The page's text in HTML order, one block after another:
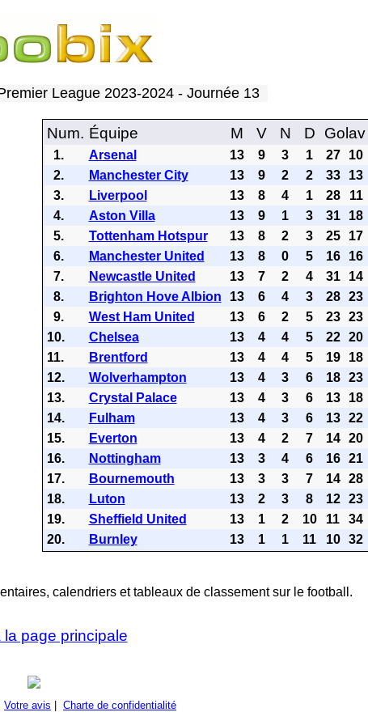
League 2023-2024 - Journée 13
Num. Équipe M V N D Golav
1. Arsenal 13 9 3 1 27 10
2.
Manchester City 13 9 2 2 33 13
3.
Liverpool 13 8 4 1 28 11
4.
Aston Villa 13 9 1 3 31 18
5.
Tottenham Hotspur 13 8 2 3 25 17
6.
Manchester United 13 8 0 5 16 16
7.
Newcastle United 13 7 2 4 31 14
8.
Brighton Hove Albion 13 6 4 3 28 23
9.
West Ham United 13 6 2 5 23 23
10.
Chelsea 13 4 4 5 22 20
11.
Brentford 13 4 4 5 19 18
12.
Wolverhampton 13 4 3 6 18 23
13.
Crystal Palace 13 4 3 6 13 18
14.
Fulham 13 4 3 6 13 22
15.
Everton 13 4 2 7 14 20
16.
Nottingham 13 3 4 6 16 21
17.
Bournemouth 13 3 3 7 14 28
18.
Luton 13 2 3 8 12 23
19.
Sheffield United 13 1 2 10 11 34
20.
Burnley 13 1 1 11 10 32
calendriers et tableaux de classement sur le football.
la page principale
Votre avis Charte de confidentialité